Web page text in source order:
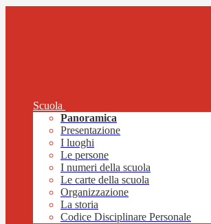
Scuola
Panoramica
Presentazione
I luoghi
Le persone
I numeri della scuola
Le carte della scuola
Organizzazione
La storia
Codice Disciplinare Personale